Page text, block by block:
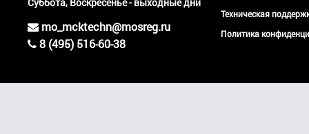
mo_mcktechn@mosreg.ru
8 (495) 516-60-38
Техническая
Политика